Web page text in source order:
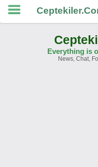
Everything is
News, Chat,